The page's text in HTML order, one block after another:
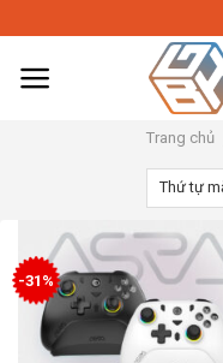
content
Trang chủ
-31%